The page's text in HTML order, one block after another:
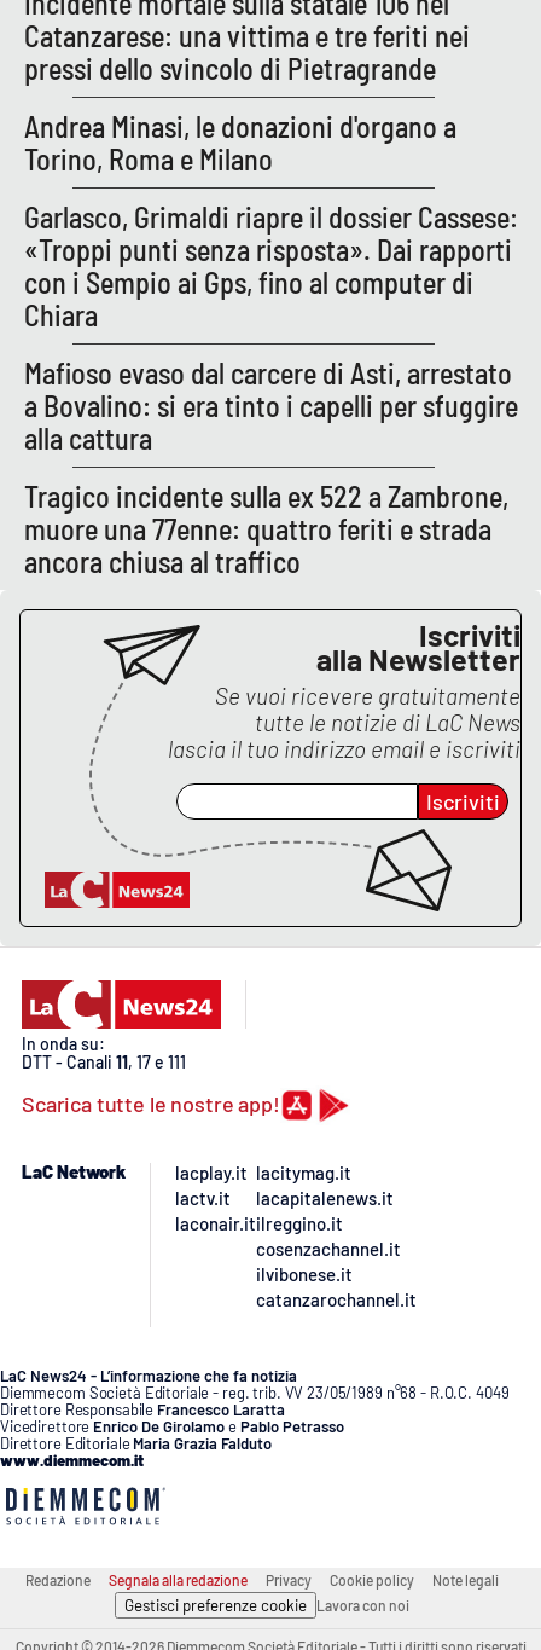
Parchi Marini Calabria
Leggendo Alvaro insieme
Imprese Di Calabria
Le perfidie di Antonella Grippo
Venti di comunicazione
STREAMING
LaC TV
LaC Network
LaC OnAir
EDIZIONI
Catanzaro
Crotone
Vibo Valentia
Reggio Calabria
Lamezia Terme
PROGETTI
SPECIALI
Buona Sanità Calabria
Destinazioni
Eventi
Food
Storie
NETWORK
Catanzarese: una vittima e tre feriti nei
pressi dello svincolo di Pietragrande
Andrea Minasi, le donazioni d'organo a
Torino, Roma e Milano
Garlasco, Grimaldi riapre il dossier Cassese:
«Troppi punti senza risposta». Dai rapporti
con i Sempio ai Gps, fino al computer di
Chiara
Mafioso evaso dal carcere di Asti, arrestato
a Bovalino: si era tinto i capelli per sfuggire
alla cattura
Tragico incidente sulla ex 522 a Zambrone,
muore una 77enne: quattro feriti e strada
ancora chiusa al traffico
Iscriviti
alla Newsletter
Se vuoi ricevere gratuitamente
tutte le notizie di LaC News
lascia il tuo indirizzo email e iscriviti
Iscriviti
In onda su:
DTT - Canali 11, 17 e 111
Scarica tutte le nostre app!
LaC Network
lacplay.it
lactv.it
laconair.it
lacitymag.it
lacapitalenews.it
ilreggino.it
cosenzachannel.it
ilvibonese.it
catanzarochannel.it
LaC News24 - L’informazione che fa notizia
Diemmecom Società Editoriale - reg. trib. VV 23/05/1989 n°68 - R.O.C. 4049
Direttore Responsabile Francesco Laratta
Vicedirettore Enrico De GirolamoePablo Petrasso
Direttore Editoriale Maria Grazia Falduto
www.diemmecom.it
Redazione Segnala alla redazione Privacy Cookie policy Note legali
Gestisci preferenze cookie Lavora con noi
Copyright © 2014-2026 Diemmecom Società Editoriale - Tutti i diritti sono riservati